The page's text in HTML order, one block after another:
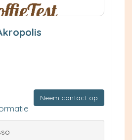
Neem contact op